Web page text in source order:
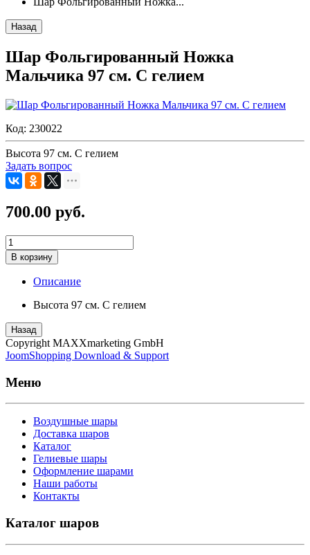
Назад
Шар Фольгированный Ножка
Мальчика 97 см. С гелием
Код: 230022
Высота 97 см. С гелием
Задать вопрос
700.00 руб.
В корзину
Описание
Высота 97 см. С гелием
Назад
Copyright MAXXmarketing GmbH
JoomShopping Download & Support
Меню
Воздушные шары
Доставка шаров
Каталог
Гелиевые шары
Оформление шарами
Наши работы
Контакты
Каталог шаров